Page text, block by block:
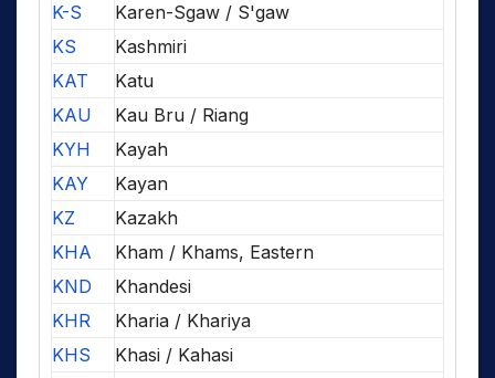
K-S
Karen-Sgaw / S'gaw
KS
Kashmiri
KAT
Katu
KAU
Kau Bru / Riang
KYH
Kayah
KAY
Kayan
KZ
Kazakh
KHA
Kham / Khams, Eastern
KND
Khandesi
KHR
Kharia / Khariya
KHS
Khasi / Kahasi